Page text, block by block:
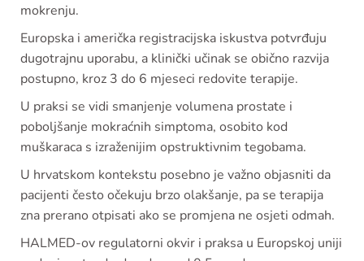
mokrenju.
Europska i američka registracijska iskustva potvrđuju
dugotrajnu uporabu, a klinički učinak se obično razvija
postupno, kroz 3 do 6 mjeseci redovite terapije.
U praksi se vidi smanjenje volumena prostate i
poboljšanje mokraćnih simptoma, osobito kod
muškaraca s izraženijim opstruktivnim tegobama.
U hrvatskom kontekstu posebno je važno objasniti da
pacijenti često očekuju brzo olakšanje, pa se terapija
zna prerano otpisati ako se promjena ne osjeti odmah.
HALMED-ov regulatorni okvir i praksa u Europskoj uniji